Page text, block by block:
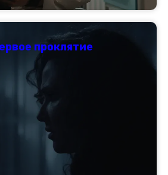
проклятие